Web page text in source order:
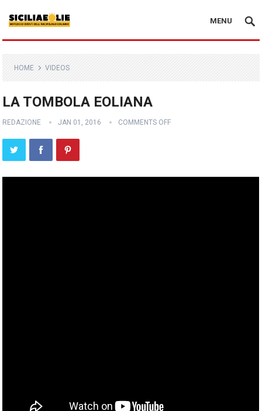
MENU
HOME VIDEOS
LA TOMBOLA EOLIANA
REDAZIONE JAN 01, 2016 COMMENTS OFF